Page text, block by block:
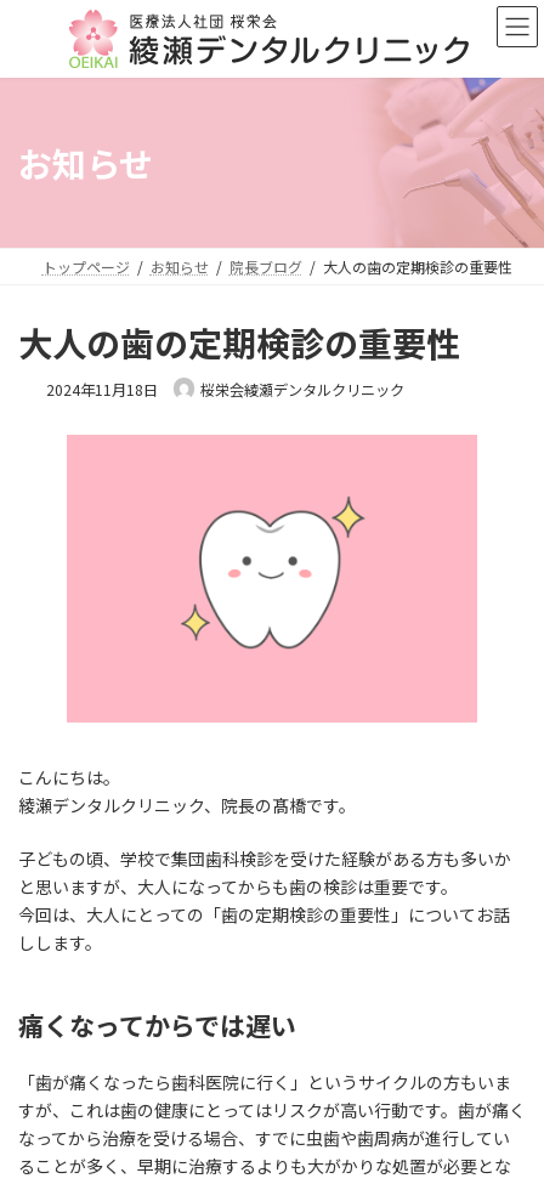
ン
ー
お知らせ
トップページ お知らせ 院長ブログ 大人の歯の定期検診の重要性
大人の歯の定期検診の重要性
2024年11月18日 桜栄会綾瀬デンタルクリニック
こんにちは。
綾瀬デンタルクリニック、院長の髙橋です。
子どもの頃、学校で集団歯科検診を受けた経験がある方も多いか
と思いますが、大人になってからも歯の検診は重要です。
今回は、大人にとっての「歯の定期検診の重要性」についてお話
しします。
痛くなってからでは遅い
「歯が痛くなったら歯科医院に行く」というサイクルの方もいま
すが、これは歯の健康にとってはリスクが高い行動です。歯が痛く
なってから治療を受ける場合、すでに虫歯や歯周病が進行してい
ることが多く、早期に治療するよりも大がかりな処置が必要とな